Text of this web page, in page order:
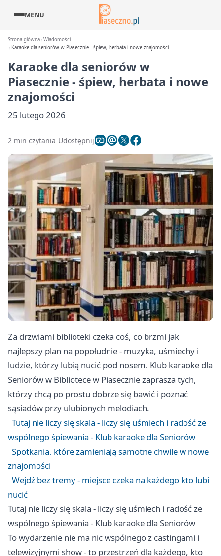
MENU
Strona główna Wiadomości
Karaoke dla seniorów w Piasecznie - śpiew, herbata i nowe znajomości
Karaoke dla seniorów w
Piasecznie - śpiew, herbata i nowe
znajomości
25 lutego 2026
2 min czytania Udostępnij
Za drzwiami biblioteki czeka coś, co brzmi jak
najlepszy plan na popołudnie - muzyka, uśmiechy i
ludzie, którzy lubią nucić pod nosem. Klub karaoke dla
Seniorów w Bibliotece w Piasecznie zaprasza tych,
którzy chcą po prostu dobrze się bawić i poznać
sąsiadów przy ulubionych melodiach.
Tutaj nie liczy się skala - liczy się uśmiech i radość ze
wspólnego śpiewania - Klub karaoke dla Seniorów
Spotkania, które zamieniają samotne chwile w nowe
znajomości
Wejdź bez tremy - miejsce czeka na każdego kto lubi
nucić
Tutaj nie liczy się skala - liczy się uśmiech i radość ze
wspólnego śpiewania - Klub karaoke dla Seniorów
To wydarzenie nie ma nic wspólnego z castingami i
telewizyjnymi show - to przestrzeń dla każdego, kto